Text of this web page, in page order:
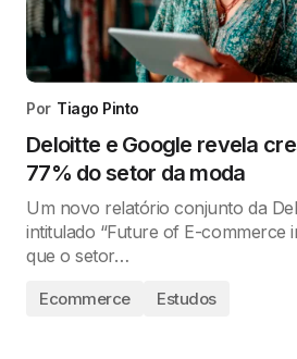
Por Tiago Pinto
Deloitte e Google revela
77% do setor da moda
Um novo relatório conjunto da
intitulado “Future of E-commerce
que o setor…
Ecommerce Estudos